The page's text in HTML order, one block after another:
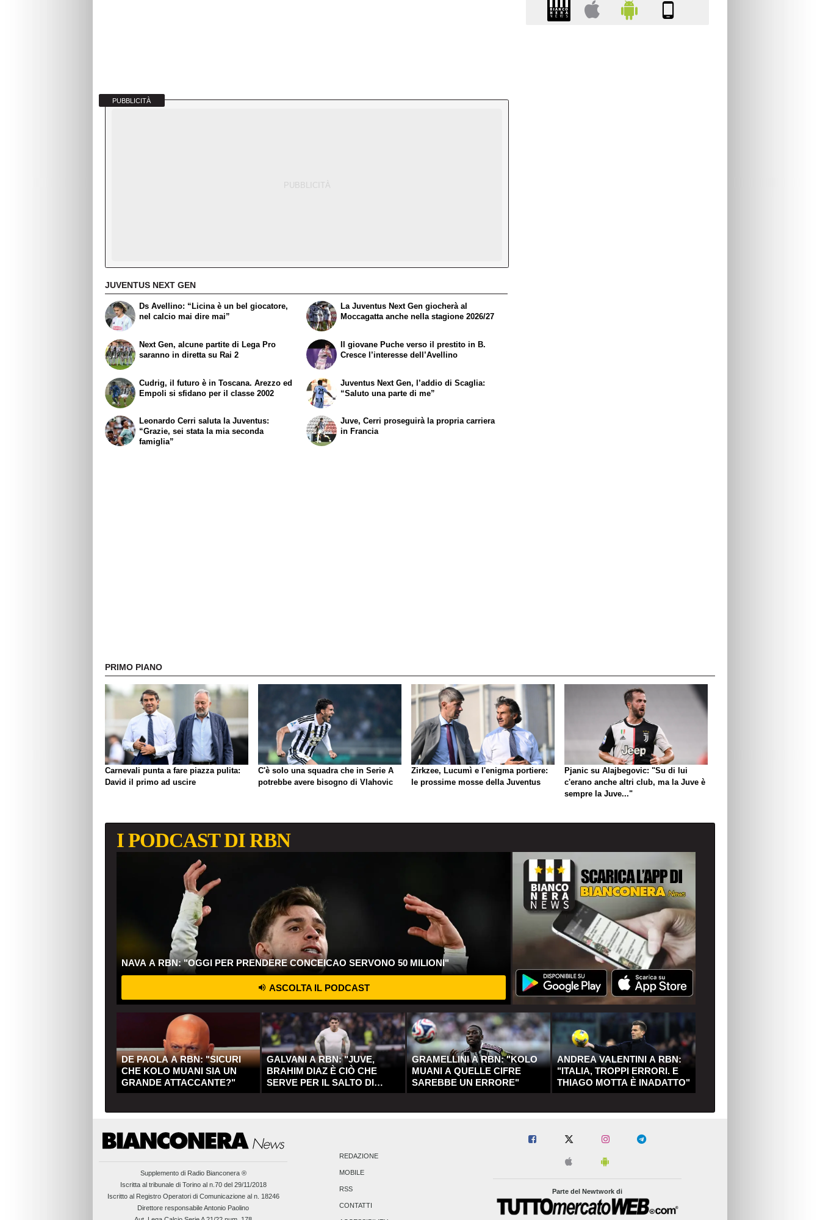
PUBBLICITÀ
JUVENTUS NEXT GEN
Ds Avellino: “Licina è un bel giocatore,
nel calcio mai dire mai”
Next Gen, alcune partite di Lega Pro
saranno in diretta su Rai 2
La Juventus Next Gen giocherà al
Moccagatta anche nella stagione 2026/27
Il giovane Puche verso il prestito in B.
Cresce l’interesse dell’Avellino
Cudrig, il futuro è in Toscana. Arezzo ed
Empoli si sfidano per il classe 2002
Leonardo Cerri saluta la Juventus:
“Grazie, sei stata la mia seconda
famiglia”
Juventus Next Gen, l’addio di Scaglia:
“Saluto una parte di me”
Juve, Cerri proseguirà la propria carriera
in Francia
PRIMO PIANO
Carnevali punta a fare piazza pulita:
David il primo ad uscire
C'è solo una squadra che in Serie A
potrebbe avere bisogno di Vlahovic
Zirkzee, Lucumì e l'enigma portiere:
le prossime mosse della Juventus
Pjanic su Alajbegovic: "Su di lui
c'erano anche altri club, ma la Juve è
sempre la Juve..."
I PODCAST DI RBN
NAVA A RBN: "OGGI PER PRENDERE CONCEICAO SERVONO 50 MILIONI"
ASCOLTA IL PODCAST
DE PAOLA A RBN: "SICURI
CHE KOLO MUANI SIA UN
GRANDE ATTACCANTE?"
GALVANI A RBN: "JUVE,
BRAHIM DIAZ È CIÒ CHE
SERVE PER IL SALTO DI
QUALITÀ"
GRAMELLINI A RBN: "KOLO
MUANI A QUELLE CIFRE
SAREBBE UN ERRORE"
ANDREA VALENTINI A RBN:
"ITALIA, TROPPI ERRORI. E
THIAGO MOTTA È INADATTO"
Supplemento di Radio Bianconera ®
Iscritta al tribunale di Torino al n.70 del 29/11/2018
Iscritto al Registro Operatori di Comunicazione al n. 18246
Direttore responsabile Antonio Paolino
REDAZIONE
MOBILE
RSS
CONTATTI
Parte del Newtwork di